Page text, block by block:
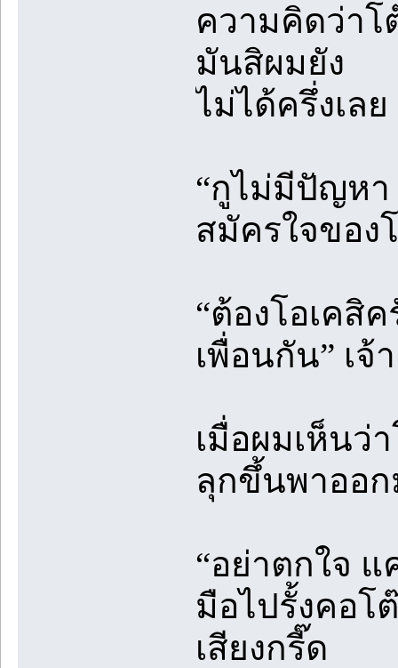
ความคิดว่าโ
มันสิผมยัง
ไม่ได้ครึ่งเลย
“กูไม่มีปัญหา
สมัครใจของ
“ต้องโอเคสิ
เพื่อนกัน” เ
เมื่อผมเห็นว่
ลุกขึ้นพาออก
“อย่าตกใจ
มือไปรั้งคอโ
เสียงกรี๊ด